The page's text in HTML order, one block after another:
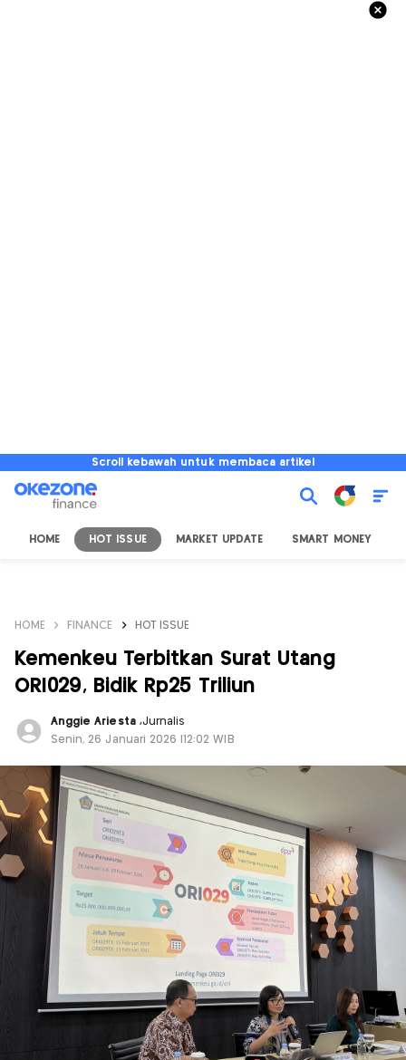
Scroll kebawah untuk membaca artikel
HOME HOT ISSUE MARKET UPDATE SMART MONEY
HOME FINANCE HOT ISSUE
Kemenkeu Terbitkan Surat Utang
ORI029, Bidik Rp25 Triliun
Anggie Ariesta ,Jurnalis
Senin, 26 Januari 2026 |12:02 WIB